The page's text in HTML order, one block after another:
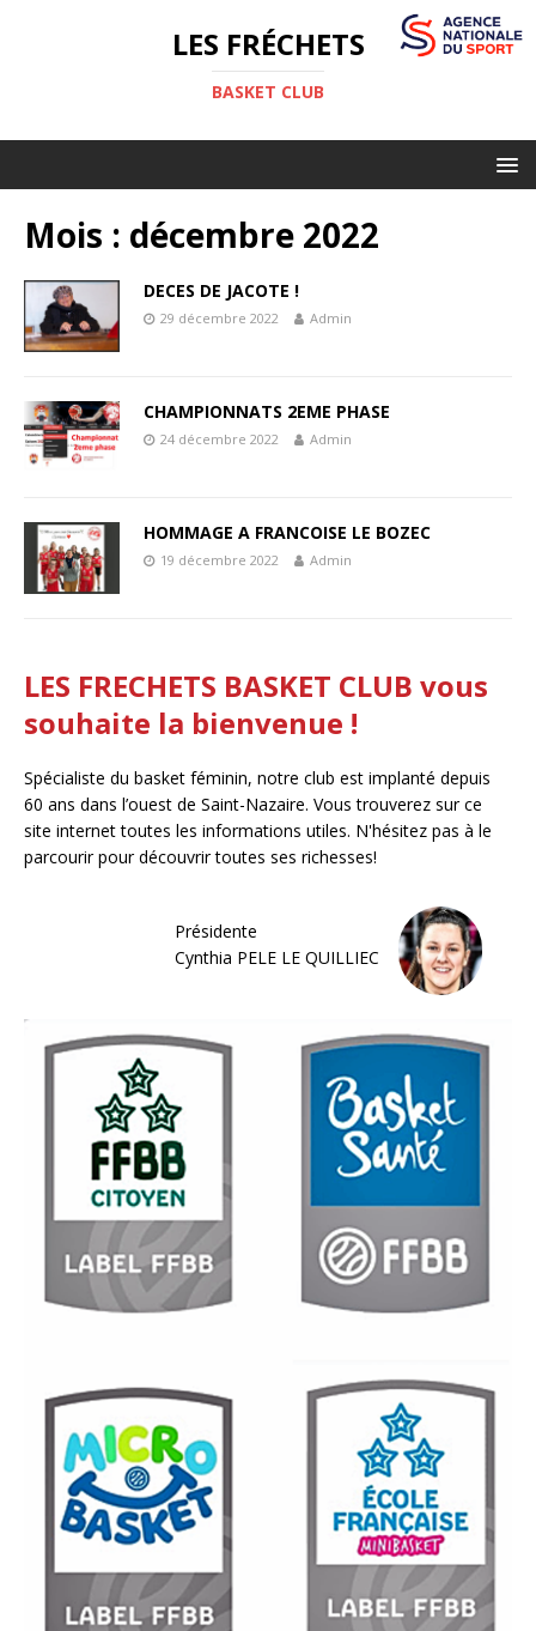
LES FRÉCHETS
BASKET CLUB
Mois : décembre 2022
DECES DE JACOTE !
29 décembre 2022 Admin
CHAMPIONNATS 2EME PHASE
24 décembre 2022 Admin
HOMMAGE A FRANCOISE LE BOZEC
19 décembre 2022 Admin
LES FRECHETS BASKET CLUB vous
souhaite la bienvenue !
Spécialiste du basket féminin, notre club est implanté depuis
60 ans dans l’ouest de Saint-Nazaire. Vous trouverez sur ce
site internet toutes les informations utiles. N'hésitez pas à le
parcourir pour découvrir toutes ses richesses!
Présidente
Cynthia PELE LE QUILLIEC